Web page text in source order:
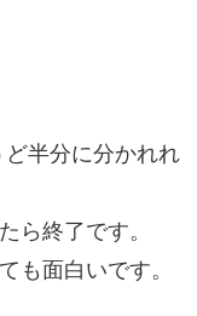
半分に分かれれ
ら終了です。
も面白いです。